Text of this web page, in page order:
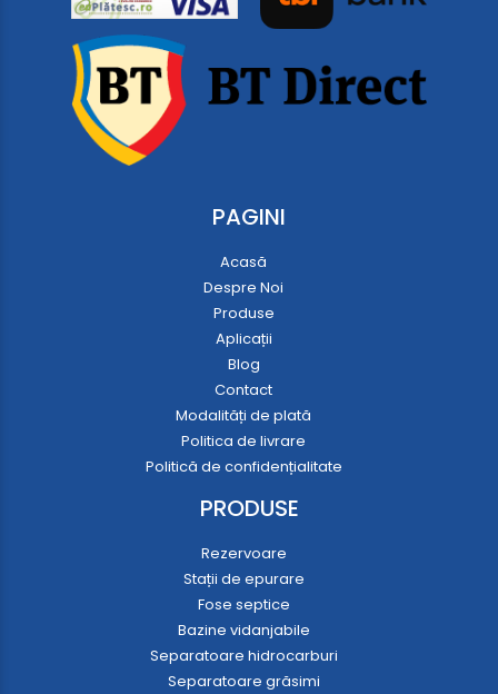
PAGINI
Acasă
Despre Noi
Produse
Aplicații
Blog
Contact
Modalități de plată
Politica de livrare
Politică de confidențialitate
PRODUSE
Rezervoare
Stații de epurare
Fose septice
Bazine vidanjabile
Separatoare hidrocarburi
Separatoare grăsimi